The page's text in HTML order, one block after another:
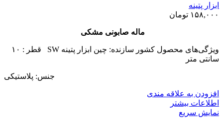
ابزار پتینه
۱۵۸,۰۰۰ تومان
ماله صابونی مشکی
ویژگی‌های محصول کشور سازنده: چین ابزار پتینه SW قطر : ۱۰
سانتی متر
جنس: پلاستیکی
افزودن به علاقه مندی
اطلاعات بیشتر
نمایش سریع